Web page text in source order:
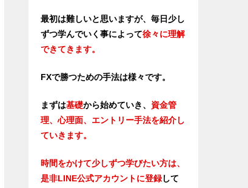
最初は難しいと思いますが、毎日少し
ずつ学んでいく事によって徐々に理解
できてきます。
FXで勝つための手法は様々です。
まずは基礎から始めていき、 資金管
理、心理面、エントリー手法を紹介し
ていきます。
時間をかけて少しずつ学びたい方は、
是非LINE公式アカウントに登録して